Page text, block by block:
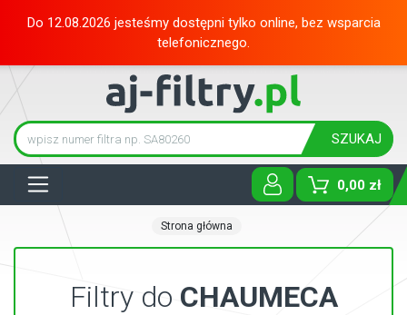
Do 12.08.2026 jesteśmy dostępni tylko online, bez wsparcia
telefonicznego.
SZUKAJ
0,00 zł
Strona główna
Filtry do CHAUMECA